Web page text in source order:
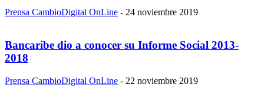
Prensa CambioDigital OnLine - 24 noviembre 2019
Bancaribe dio a conocer su Informe Social 2013-
2018
Prensa CambioDigital OnLine - 22 noviembre 2019